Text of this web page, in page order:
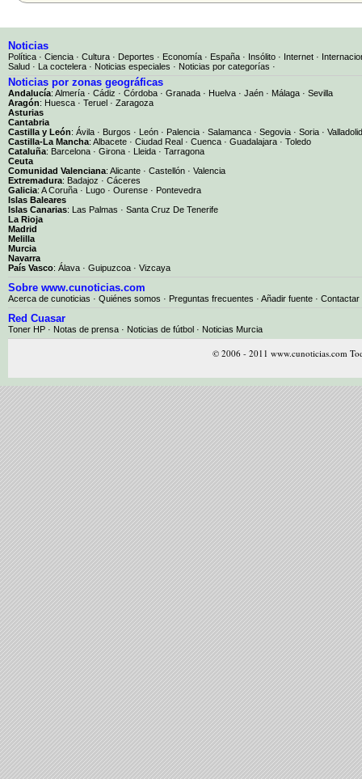
Noticias
Política · Ciencia · Cultura · Deportes · Economía · España · Insólito · Internet ·
Salud · La coctelera · Noticias especiales · Noticias por categorías ·
Noticias por zonas geográficas
Andalucía: Almería · Cádiz · Córdoba · Granada · Huelva · Jaén · Málaga · Sevilla
Aragón: Huesca · Teruel · Zaragoza
Asturias
Cantabria
Castilla y León: Ávila · Burgos · León · Palencia · Salamanca · Segovia · Soria · Valladolid
Castilla-La Mancha: Albacete · Ciudad Real · Cuenca · Guadalajara · Toledo
Cataluña: Barcelona · Girona · Lleida · Tarragona
Ceuta
Comunidad Valenciana: Alicante · Castellón · Valencia
Extremadura: Badajoz · Cáceres
Galicia: A Coruña · Lugo · Ourense · Pontevedra
Islas Baleares
Islas Canarias: Las Palmas · Santa Cruz De Tenerife
La Rioja
Madrid
Melilla
Murcia
Navarra
País Vasco: Álava · Guipuzcoa · Vizcaya
Sobre www.cunoticias.com
Acerca de cunoticias · Quiénes somos · Preguntas frecuentes · Añadir fuente · Contactar
Red Cuasar
Toner HP · Notas de prensa · Noticias de fútbol · Noticias Murcia
© 2006 - 2011 www.cunoticias.com